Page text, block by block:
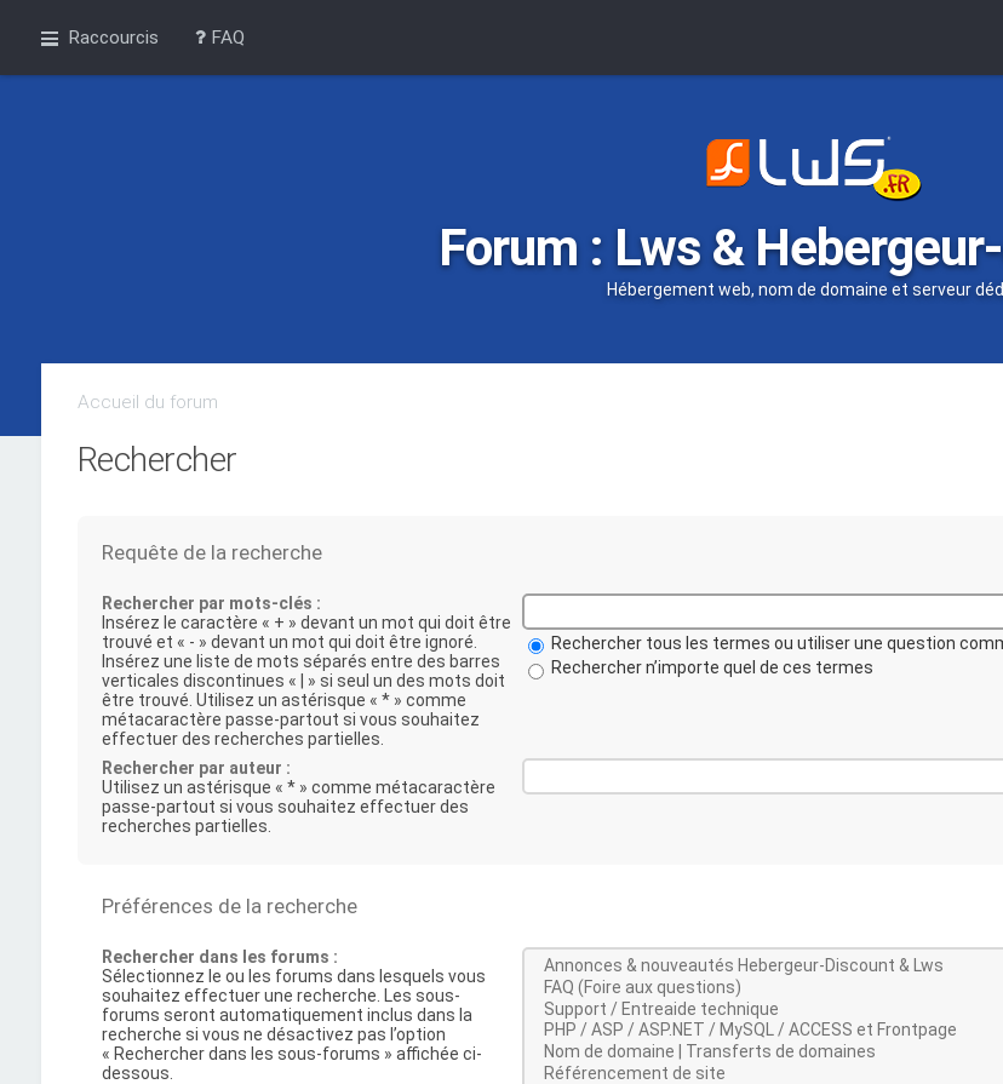
Raccourcis FAQ
Forum : Lws &
Hébergement web, nom de domaine et serveur
Accueil du forum
Rechercher
Requête de la recherche
Rechercher par mots-clés :
Insérez le caractère « + » devant un mot qui doit être
trouvé et « - » devant un mot qui doit être ignoré.
Insérez une liste de mots séparés entre des barres
verticales discontinues « | » si seul un des mots doit
être trouvé. Utilisez un astérisque « * » comme
métacaractère passe-partout si vous souhaitez
effectuer des recherches partielles.
Rechercher tous les termes ou utiliser une question
Rechercher n’importe quel de ces termes
Rechercher par auteur :
Utilisez un astérisque « * » comme métacaractère
passe-partout si vous souhaitez effectuer des
recherches partielles.
Préférences de la recherche
Rechercher dans les forums :
Sélectionnez le ou les forums dans lesquels vous
souhaitez effectuer une recherche. Les sous-
forums seront automatiquement inclus dans la
recherche si vous ne désactivez pas l’option
« Rechercher dans les sous-forums » affichée ci-
dessous.